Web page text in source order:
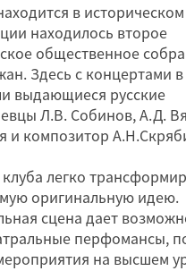
в
находилось второе
общественное
Здесь с концертами
выдающиеся русские
Л.В. Собинов, А.Д.
и композитор
легко
оригинальную идею.
сцена дает
перфомансы,
на высшем